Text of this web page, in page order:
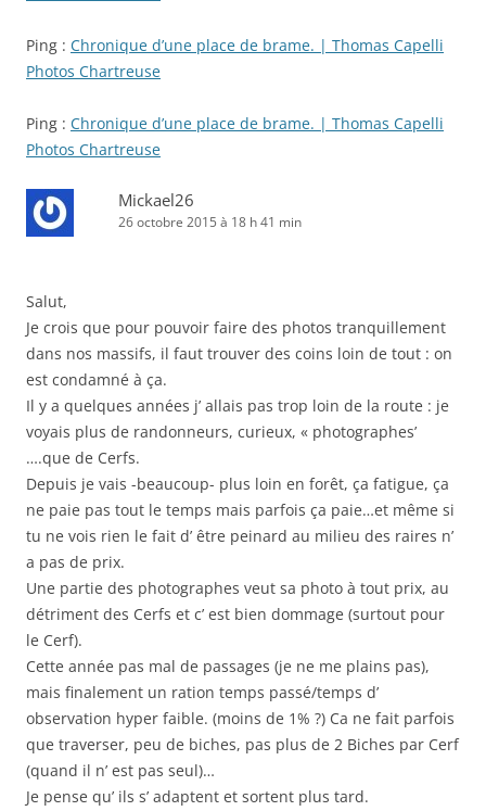
Ping : Chronique d’une place de brame. | Thomas Capelli
Photos Chartreuse
Ping : Chronique d’une place de brame. | Thomas Capelli
Photos Chartreuse
Mickael26
26 octobre 2015 à 18 h 41 min
Salut,
Je crois que pour pouvoir faire des photos tranquillement
dans nos massifs, il faut trouver des coins loin de tout : on
est condamné à ça.
Il y a quelques années j’ allais pas trop loin de la route : je
voyais plus de randonneurs, curieux, « photographes’
….que de Cerfs.
Depuis je vais -beaucoup- plus loin en forêt, ça fatigue, ça
ne paie pas tout le temps mais parfois ça paie…et même si
tu ne vois rien le fait d’ être peinard au milieu des raires n’
a pas de prix.
Une partie des photographes veut sa photo à tout prix, au
détriment des Cerfs et c’ est bien dommage (surtout pour
le Cerf).
Cette année pas mal de passages (je ne me plains pas),
mais finalement un ration temps passé/temps d’
observation hyper faible. (moins de 1% ?) Ca ne fait parfois
que traverser, peu de biches, pas plus de 2 Biches par Cerf
(quand il n’ est pas seul)…
Je pense qu’ ils s’ adaptent et sortent plus tard.